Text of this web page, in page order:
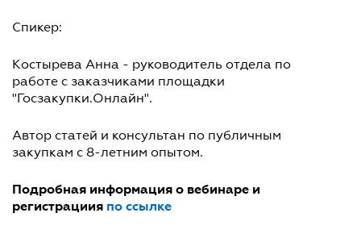
Спикер:
Костырева Анна - руководитель отдела по
работе с заказчиками площадки
"Госзакупки.Онлайн".
Автор статей и консультан по публичным
закупкам с 8-летним опытом.
Подробная информация о вебинаре и
регистрациия по ссылке